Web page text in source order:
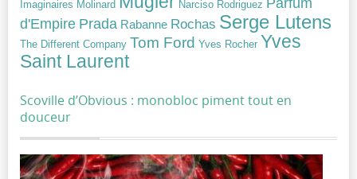
Imaginaires Molinard Narciso Rodriguez
d'Empire Prada Rabanne Rochas Serge Lutens
The Different Company Tom Ford Yves Rocher Yves
Saint Laurent
Scoville d’Obvious : monobloc piment tout en
douceur